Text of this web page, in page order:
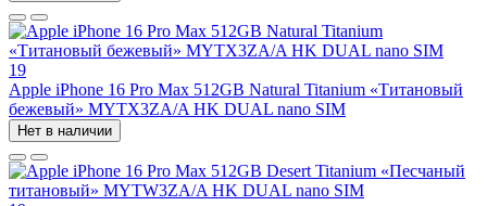
19
Apple iPhone 16 Pro Max 512GB Natural Titanium «Tитановый
бежевый» MYTX3ZA/A HK DUAL nano SIM
Нет в наличии